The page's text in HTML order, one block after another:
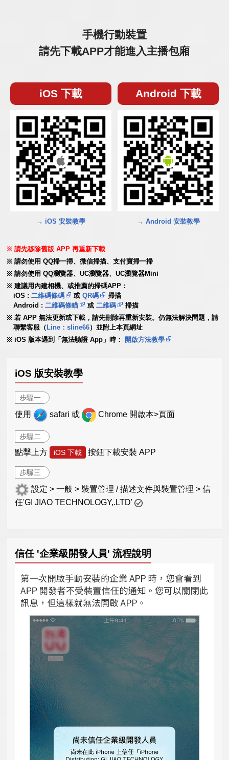
手機行動裝置
請先下載APP才能進入主播包廂
iOS 下載
→ iOS 安裝教學
Android 下載
→ Android 安裝教學
請先移除舊版 APP 再重新下載
請勿使用 QQ掃一掃、微信掃描、支付寶掃一掃
請勿使用 QQ瀏覽器、UC瀏覽器、UC瀏覽器Mini
建議用內建相機、或推薦的掃碼APP：
iOS :二維碼條碼 或QR碼
掃描
Android :二維碼條瞄 或二維碼
掃描
若 APP 無法更新或下載，請先刪除再重新安裝。仍無法解決問題，請
聯繫客服（ Line：sline66）並附上本頁網址
iOS 版本遇到「無法驗證 App」時：
開啟方法教學
iOS 版安裝教學
步驟一
使用 safari 或 Chrome 開啟本>頁面
步驟二
點擊上方 iOS 下載 按鈕下載安裝 APP
步驟三
設定 > 一般 > 裝置管理 / 描述文件與裝置管理 > 信
任'GI JIAO TECHNOLOGY,.LTD'
信任 '企業級開發人員' 流程說明